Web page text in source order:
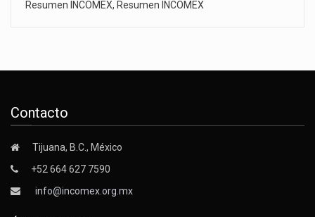
Resumen INCOMEX, Resumen INCOMEX
Contacto
Tijuana, B.C., México
+52 664 627 7590
info@incomex.org.mx